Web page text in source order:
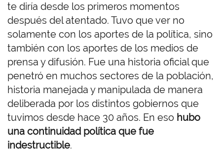
te diría desde los primeros momentos
después del atentado. Tuvo que ver no
solamente con los aportes de la política, sino
también con los aportes de los medios de
prensa y difusión. Fue una historia oficial que
penetró en muchos sectores de la población,
historia manejada y manipulada de manera
deliberada por los distintos gobiernos que
tuvimos desde hace 30 años. En eso hubo
una continuidad política que fue
indestructible.